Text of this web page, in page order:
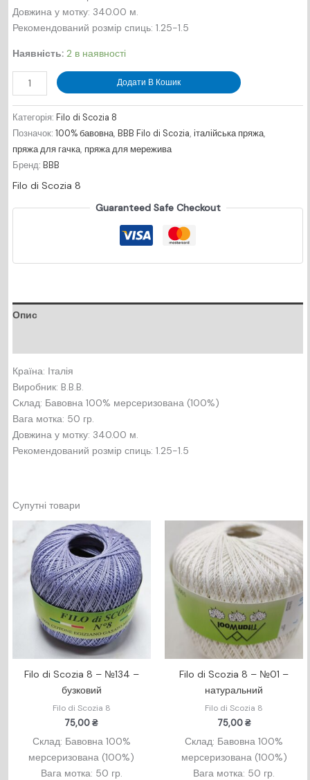
Довжина у мотку: 340.00 м.
Рекомендований розмір спиць: 1.25-1.5
Наявність: 2 в наявності
di
Scozia
№616
зелений
кількість
Додати В Кошик
Категорія: Filo di Scozia 8
Позначок: 100% бавовна, BBB Filo di Scozia, італійська пряжа,
пряжа для гачка, пряжа для мережива
Бренд: BBB
Filo di Scozia 8
Guaranteed Safe Checkout
Опис
Країна: Італія
Виробник: B.B.B.
Склад: Бавовна 100% мерсеризована (100%)
Вага мотка: 50 гр.
Довжина у мотку: 340.00 м.
Рекомендований розмір спиць: 1.25-1.5
Супутні товари
Filo di Scozia 8 – №134 –
бузковий
Filo di Scozia 8
75,00₴
Склад: Бавовна 100%
мерсеризована (100%)
Вага мотка: 50 гр.
Filo di Scozia 8 – №01 –
натуральний
Filo di Scozia 8
75,00₴
Склад: Бавовна 100%
мерсеризована (100%)
Вага мотка: 50 гр.